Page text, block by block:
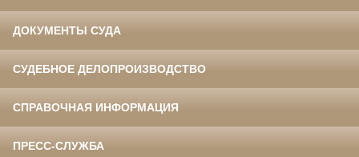
ДОКУМЕНТЫ СУДА
СУДЕБНОЕ ДЕЛОПРОИЗВОДСТВО
СПРАВОЧНАЯ ИНФОРМАЦИЯ
ПРЕСС-СЛУЖБА